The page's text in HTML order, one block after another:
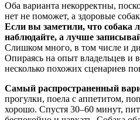
Оба варианта некорректны,
нет не поможет, а здоровые
Если вы заметили, что собака
наблюдайте, а лучше
Слишком много, в том числе и
Опираясь на опыт владельцев и
несколько похожих сценариев
Самый распространенный
прогулки, поела с аппетитом,
хорошо. Спустя 30–60 минут,